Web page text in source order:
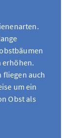
erhöhen.
fliegen auch
um ein
Obst als